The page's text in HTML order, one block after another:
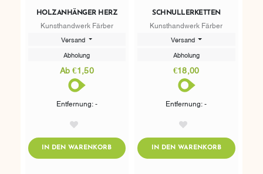
HOLZANHÄNGER HERZ
Kunsthandwerk Färber
Versand
Abholung
Ab €1,50
Entfernung: -
IN DEN WARENKORBADDTOCART
SCHNULLERKETTEN
Kunsthandwerk Färber
Versand
Abholung
€18,00
Entfernung: -
IN DEN WARENKORBADDTOCART